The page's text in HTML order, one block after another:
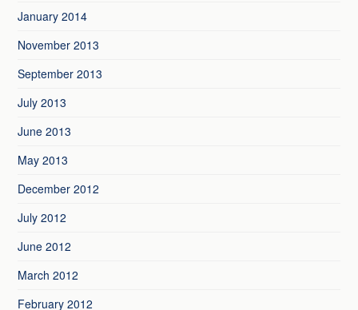
January 2014
November 2013
September 2013
July 2013
June 2013
May 2013
December 2012
July 2012
June 2012
March 2012
February 2012